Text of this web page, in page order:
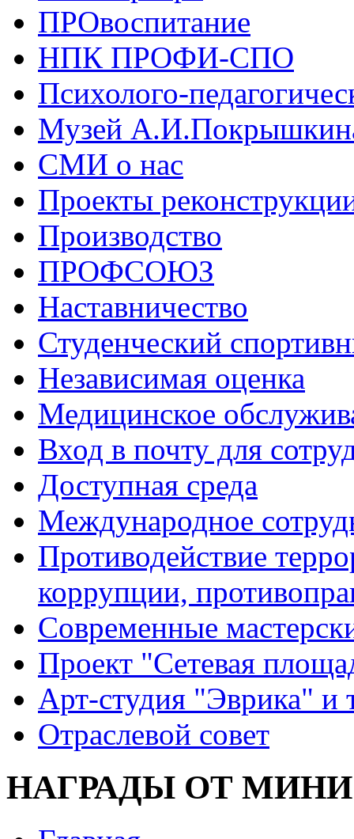
ПРОвоспитание
НПК ПРОФИ-СПО
Психолого-
Музей
СМИ о нас
Проекты
Производство
ПРОФСОЮЗ
Наставничество
Студенческий
Независимая оценка
Медицинское
Вход в почту для
Доступная среда
Международное
Противодействие
коррупции,
Современные
Проект "Сетевая
Арт-студия "Эврика" и
Отраслевой совет
НАГРАДЫ ОТ